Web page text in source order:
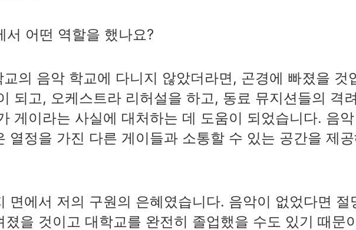
서 어떤 역할을 했나요?
의 음악 학교에 다니지 않았더라면, 곤경에 빠졌을 것
되고, 오케스트라 리허설을 하고, 동료 뮤지션들의 격려
게이라는 사실에 대처하는 데 도움이 되었습니다. 음악
열정을 가진 다른 게이들과 소통할 수 있는 공간을 제공
면에서 저의 구원의 은혜였습니다. 음악이 없었다면 절
졌을 것이고 대학교를 완전히 졸업했을 수도 있기 때문